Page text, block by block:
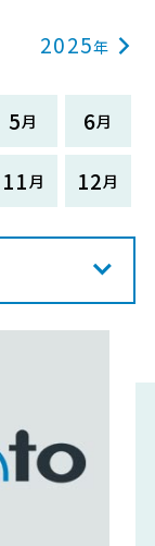
5
6
11 12
2025